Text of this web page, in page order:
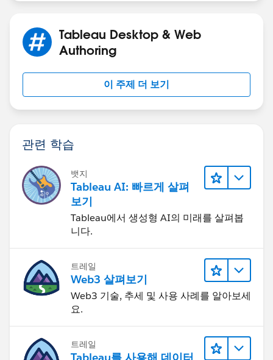
Tableau Desktop & Web
Authoring
이 주제 더 보기
관련 학습
뱃지
Tableau AI: 빠르게 살펴
보기
Tableau에서 생성형 AI의 미래를 살펴봅
니다.
트레일
Web3 살펴보기
Web3 기술, 추세 및 사용 사례를 알아보세
요.
트레일